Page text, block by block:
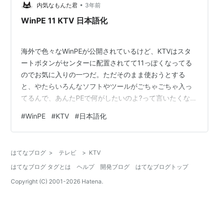
数分で電話が鳴り出ると 彼女が今○○というお店でしょ
○○ちゃん指名してあげてね…
内気なもんた君 • 3年前
WinPE 11 KTV 日本語化
海外で色々なWinPEが公開されているけど、KTVはスタ
ートボタンがセンターに配置されてて11っぽくなってる
のでお気に入りの一つだ。ただそのまま使おうとする
と、やたらいろんなソフトやツールがごちゃごちゃ入っ
てるんで、あんたPEで何がしたいのよ?って言いたくな
いでに日本語化もした。 日本語化においては、言語パッ
クをインストールできないので手動での作業になる。PE
ど、それでも最終的には300個以上編集してしまった。
はじめはシェルとコモンダイアログぐらいやっとけばい
いかなって思ってたけど、いろいろい…
#WinPE #KTV #日本語化
はてなブログ > テレビ > KTV
はてなブログ タグとは
ヘルプ 開発ブログ
はてなブログトップ
Copyright (C) 2001-2026 Hatena.